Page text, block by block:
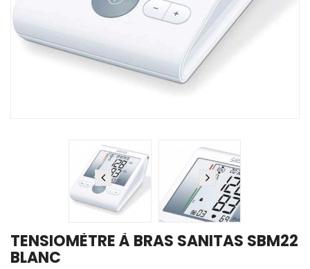
TENSIOMÈTRE À BRAS SANITAS SBM22
BLANC